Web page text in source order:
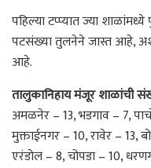
पहिल्या टप्प्यात ज्या
पटसंख्या तुलनेने जास्त आहे,
आहे.
तालुकानिहाय मंजूर शाळांची
अमळनेर – 13, भडगाव – 7,
मुक्ताईनगर – 10, रावेर – 13,
एरंडोल – 8, चोपडा – 10,